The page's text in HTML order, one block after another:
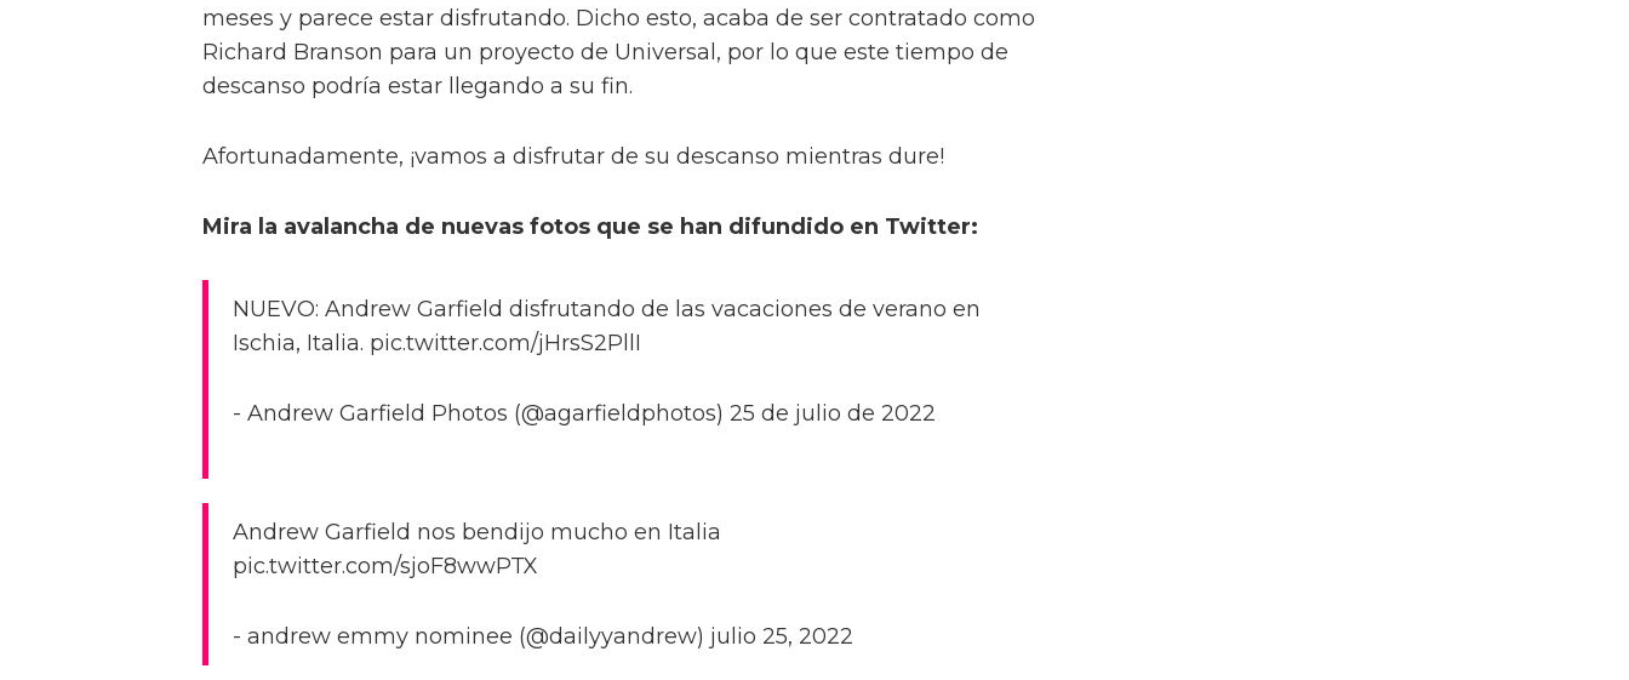
meses y parece estar disfrutando. Dicho esto, acaba de ser contratado como
Richard Branson para un proyecto de Universal, por lo que este tiempo de
descanso podría estar llegando a su fin.
Afortunadamente, ¡vamos a disfrutar de su descanso mientras dure!
Mira la avalancha de nuevas fotos que se han difundido en Twitter:
NUEVO: Andrew Garfield disfrutando de las vacaciones de verano en
Ischia, Italia. pic.twitter.com/jHrsS2PllI
- Andrew Garfield Photos (@agarfieldphotos) 25 de julio de 2022
Andrew Garfield nos bendijo mucho en Italia
pic.twitter.com/sjoF8wwPTX
- andrew emmy nominee (@dailyyandrew) julio 25, 2022